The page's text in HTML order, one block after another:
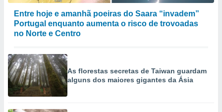
Entre hoje e amanhã poeiras do Saara “invadem”
Portugal enquanto aumenta o risco de trovoadas
no Norte e Centro
As florestas secretas de Taiwan guardam
alguns dos maiores gigantes da Ásia